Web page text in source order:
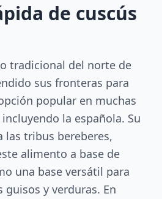
de cuscús
tradicional del norte de
sus fronteras para
popular en muchas
la española. Su
las tribus bereberes,
alimento a base de
una base versátil para
guisos y verduras. En